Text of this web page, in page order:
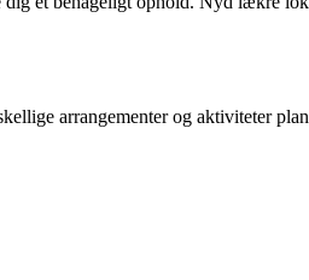
arrangementer og aktiviteter